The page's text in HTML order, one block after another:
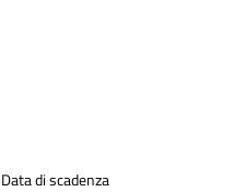
Data di scadenza